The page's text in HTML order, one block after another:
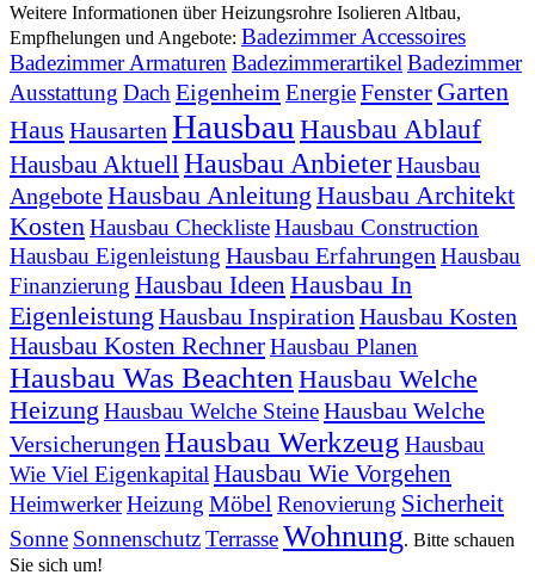
Weitere Informationen über Heizungsrohre Isolieren Altbau,
Empfhelungen und Angebote: Badezimmer Accessoires
Badezimmer Armaturen Badezimmerartikel Badezimmer
Ausstattung Dach Eigenheim EnergieFenster Garten
Haus Hausarten Hausbau Hausbau Ablauf
Hausbau AktuellHausbau AnbieterHausbau
AngeboteHausbau Anleitung Hausbau Architekt
Kosten Hausbau ChecklisteHausbau Construction
Hausbau Eigenleistung Hausbau Erfahrungen Hausbau
Finanzierung Hausbau Ideen Hausbau In
Eigenleistung Hausbau Inspiration Hausbau Kosten
Hausbau Kosten RechnerHausbau Planen
Hausbau Was Beachten Hausbau Welche
Heizung Hausbau Welche SteineHausbau Welche
Versicherungen Hausbau Werkzeug Hausbau
Wie Viel Eigenkapital Hausbau Wie Vorgehen
HeimwerkerHeizung Möbel Renovierung Sicherheit
Sonne SonnenschutzTerrasseWohnung. Bitte schauen
Sie sich um!